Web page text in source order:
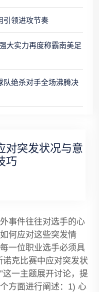
引领进攻节奏
大实力再度称霸南美足
队绝杀对手全场沸腾决
对突发状况与意
巧
事件往往对选手的心
何应对这些突发情
一位职业选手必须具
诺克比赛中应对突发状
这一主题展开讨论，提
方面进行阐述：1) 心